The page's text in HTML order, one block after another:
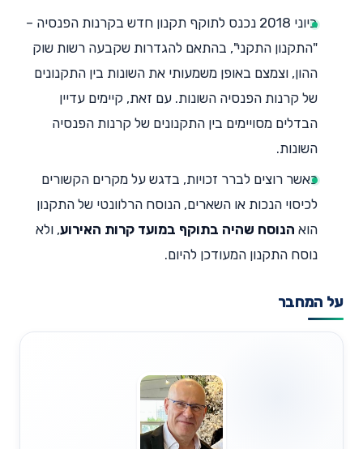
ביוני 2018 נכנס לתוקף תקנון חדש בקרנות הפנסיה –
"התקנון התקני", בהתאם להגדרות שקבעה רשות שוק
ההון, וצמצם באופן משמעותי את השונות בין התקנונים
של קרנות הפנסיה השונות. עם זאת, קיימים עדיין
הבדלים מסויימים בין התקנונים של קרנות הפנסיה
השונות.
כאשר רוצים לברר זכויות, בדגש על מקרים הקשורים
לכיסוי הנכות או השארים, הנוסח הרלוונטי של התקנון
הוא הנוסח שהיה בתוקף במועד קרות האירוע, ולא
נוסח התקנון המעודכן להיום.
על המחבר